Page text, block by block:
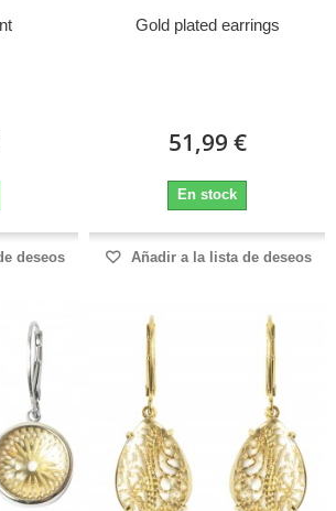
deseos
Gold plated earrings
51,99 €
En stock
Añadir a la lista de deseos